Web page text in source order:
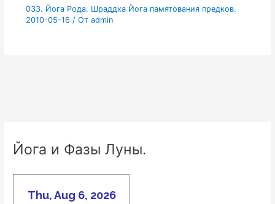
033. Йога Рода. Шраддха Йога памятования предков.
2010-05-16 / От admin
Йога и Фазы Луны.